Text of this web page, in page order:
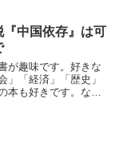
ている日本経済。今
『中国依存』は可
が趣味です。好きな
」「経済」「歴史」
本も好きです。なん